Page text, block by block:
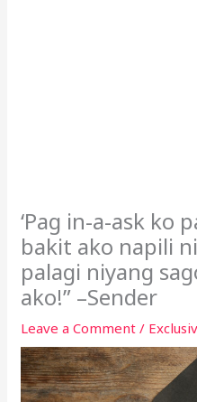
‘Pag in-a-ask ko
bakit ako napili
palagi niyang
ako!” –Sender
Leave a Comment /